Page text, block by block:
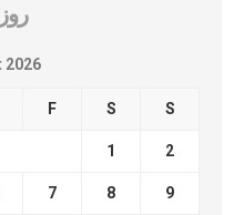
2026
F S S
1 2
7 8 9